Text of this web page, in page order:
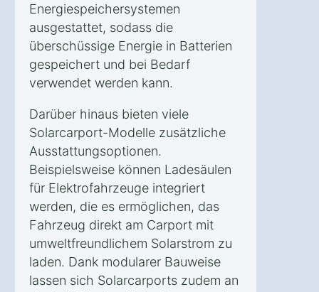
Energiespeichersystemen
ausgestattet, sodass die
überschüssige Energie in Batterien
gespeichert und bei Bedarf
verwendet werden kann.
Darüber hinaus bieten viele
Solarcarport-Modelle zusätzliche
Ausstattungsoptionen.
Beispielsweise können Ladesäulen
für Elektrofahrzeuge integriert
werden, die es ermöglichen, das
Fahrzeug direkt am Carport mit
umweltfreundlichem Solarstrom zu
laden. Dank modularer Bauweise
lassen sich Solarcarports zudem an